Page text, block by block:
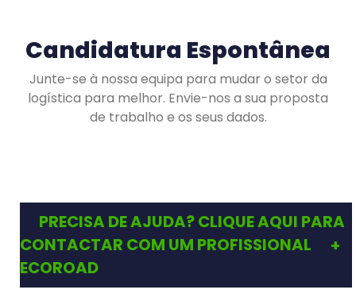
Candidatura Espontânea
Junte-se à nossa equipa para mudar o setor da
logística para melhor. Envie-nos a sua proposta
de trabalho e os seus dados.
PRECISA DE AJUDA? CLIQUE AQUI PARA
CONTACTAR COM UM PROFISSIONAL
ECOROAD